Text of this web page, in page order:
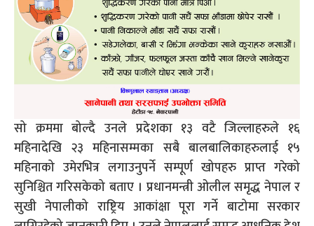
सो क्रममा बोल्दै उनले प्रदेशका १३ वटै जिल्लाहरुले १६
महिनादेखि २३ महिनासम्मका सबै बालबालिकाहरुलाई १५
महिनाको उमेरभित्र लगाउनुपर्ने सम्पूर्ण खोपहरु प्राप्त गरेको
सुनिश्चित गरिसकेको बताए । प्रधानमन्त्री ओलील समृद्ध नेपाल र
सुखी नेपालीको राष्ट्रिय आकांक्षा पूरा गर्ने बाटोमा सरकार